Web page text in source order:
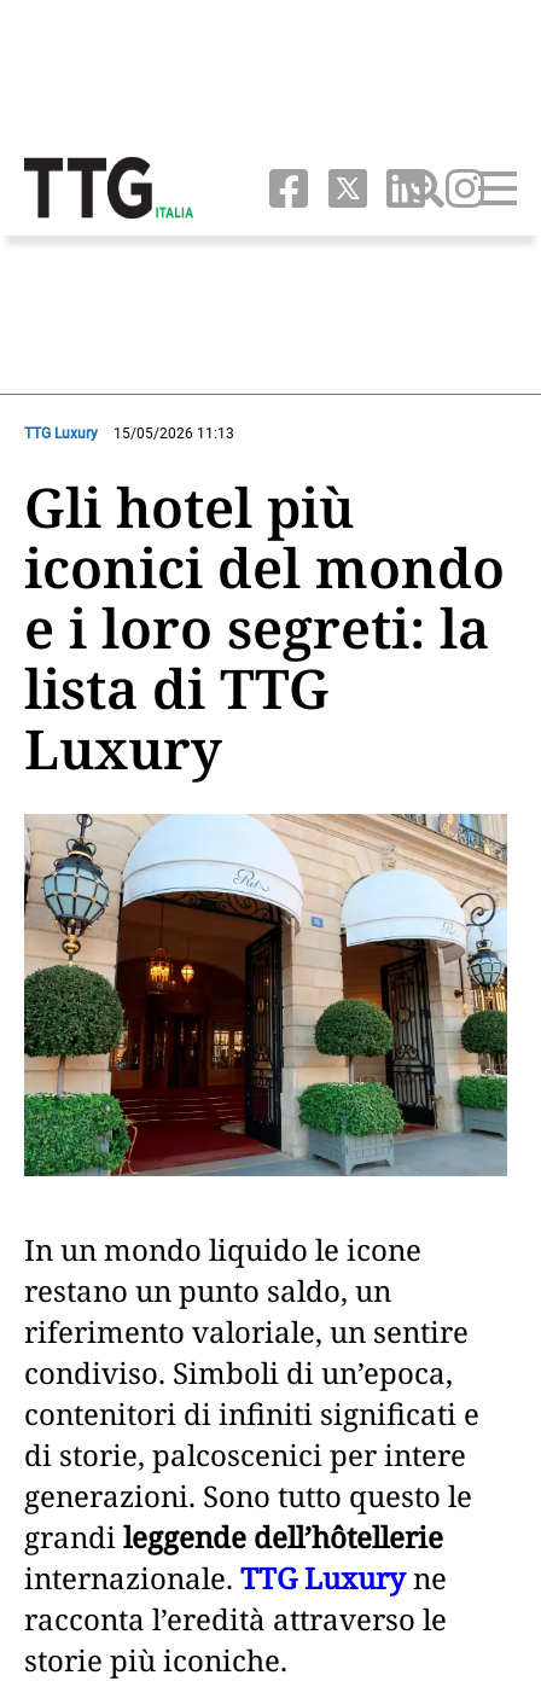
TTG Luxury 15/05/2026 11:13
Gli hotel più
iconici del mondo
e i loro segreti: la
lista di TTG
Luxury
In un mondo liquido le icone
restano un punto saldo, un
riferimento valoriale, un sentire
condiviso. Simboli di un’epoca,
contenitori di infiniti significati e
di storie, palcoscenici per intere
generazioni. Sono tutto questo le
grandileggende dell’hôtellerie
internazionale. TTG Luxuryne
racconta l’eredità attraverso le
storie più iconiche.